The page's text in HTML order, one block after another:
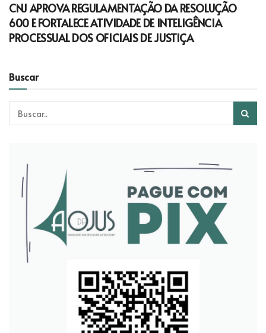
CNJ APROVA REGULAMENTAÇÃO DA RESOLUÇÃO
600 E FORTALECE ATIVIDADE DE INTELIGÊNCIA
PROCESSUAL DOS OFICIAIS DE JUSTIÇA
Buscar